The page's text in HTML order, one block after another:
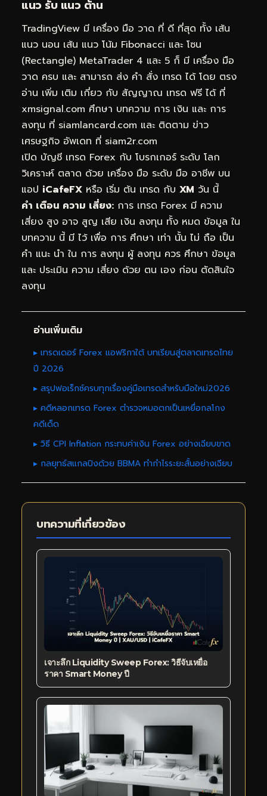
แนว รับ แนว ต้าน
TradingView มี เครื่อง มือ วาด ที่ ดี ที่สุด ทั้ง เส้น
แนว นอน เส้น แนว โน้ม Fibonacci และ โซน
(Rectangle) MetaTrader 4 และ 5 ก็ มี เครื่อง มือ
วาด ครบ และ สามารถ ส่ง คำ สั่ง เทรด ได้ โดย ตรง
อ่าน เพิ่ม เติม เกี่ยว กับ สัญญาณ เทรด ฟรี ได้ ที่
xmsignal.com ศึกษา บทความ การ เงิน และ การ
ลงทุน ที่ siamlancard.com และ ติดตาม ข่าว
เศรษฐกิจ อัพเดท ที่ siam2r.com
เปิด บัญชี เทรด Forex กับ โบรกเกอร์ ระดับ โลก
วิเคราะห์ ตลาด ด้วย เครื่อง มือ ระดับ มือ อาชีพ บน
แอป iCafeFX หรือ เริ่ม ต้น เทรด กับ XM วัน นี้
คำ เตือน ความ เสี่ยง: การ เทรด Forex มี ความ
เสี่ยง สูง อาจ สูญ เสีย เงิน ลงทุน ทั้ง หมด ข้อมูล ใน
บทความ นี้ มี ไว้ เพื่อ การ ศึกษา เท่า นั้น ไม่ ถือ เป็น
คำ แนะ นำ ใน การ ลงทุน ผู้ ลงทุน ควร ศึกษา ข้อมูล
และ ประเมิน ความ เสี่ยง ด้วย ตน เอง ก่อน ตัดสินใจ
ลงทุน
อ่านเพิ่มเติม
▸ เทรดเดอร์ Forex แอฟริกาใต้ บทเรียนสู่ตลาดเทรดไทย
ปี 2026
▸ สรุปฟอเร็กซ์ครบทุกเรื่องคู่มือเทรดสำหรับมือใหม่2026
▸ คดีหลอกเทรด Forex ตำรวจหมอตกเป็นเหยื่อกลโกง
คดีเด็ด
▸ วิธี CPI Inflation กระทบค่าเงิน Forex อย่างเฉียบขาด
▸ กลยุทธ์สแกลปิงด้วย BBMA ทำกำไรระยะสั้นอย่างเฉียบ
บทความที่เกี่ยวข้อง
เจาะลึก Liquidity Sweep Forex: วิธีจับเหยื่อ
ราคา Smart Money ปี